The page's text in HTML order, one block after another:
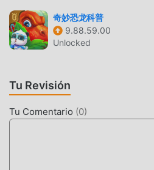
Únase a moddroid y disfrute del
todos los socios globales venga
HERMOSA PANTALLA
Toddler games tiene un estilo
Toddler games atraiga a muchos
奇妙恐龙科普
9.88.59.00
Unlocked
Tu Revisión
Tu Comentario (0)